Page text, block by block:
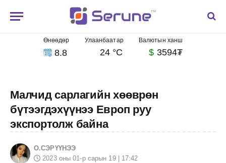
Өнөөдөр
8.8
Улаанбаатар
24 °C
Валютын ханш
$ 3594₮
Малчид сарлагийн хөөврөн
бүтээгдэхүүнээ Европ руу
экспортолж байна
О.СЭРҮҮНЭЭ
2023 оны 01-р сарын 19 | 17:42